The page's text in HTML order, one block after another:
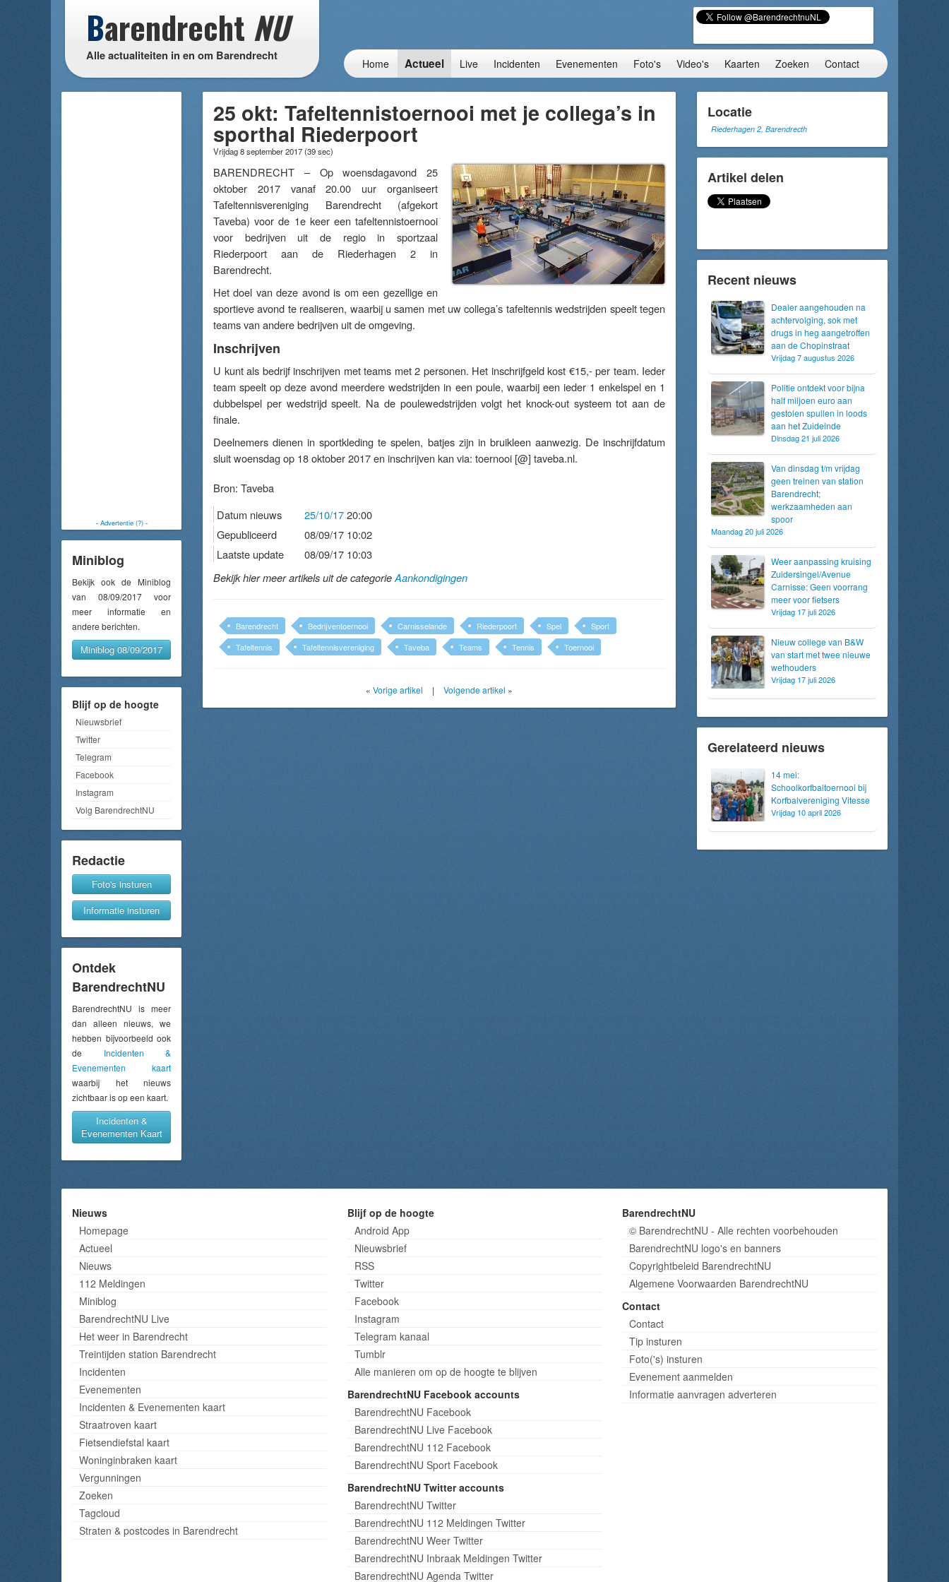
Barendrecht NU
Alle actualiteiten in en om Barendrecht
Home Actueel Live Incidenten Evenementen Foto's Video's Kaarten Zoeken Contact
- Advertentie (?)-
Miniblog
Bekijk ook de Miniblog
van 08/09/2017 voor
meer informatie en
andere berichten.
Miniblog 08/09/2017
Blijf op de hoogte
Nieuwsbrief
Twitter
Telegram
Facebook
Instagram
Volg BarendrechtNU
Redactie
Foto's insturen
Informatie insturen
Ontdek
BarendrechtNU
BarendrechtNU is meer
dan alleen nieuws, we
hebben bijvoorbeeld ook
de Incidenten &
Evenementen kaart
waarbij het nieuws
zichtbaar is op een kaart.
Incidenten &
Evenementen Kaart
25 okt: Tafeltennistoernooi met je collega’s in
sporthal Riederpoort
Vrijdag 8 september 2017(39 sec)
BARENDRECHT – Op woensdagavond 25
oktober 2017 vanaf 20.00 uur organiseert
Tafeltennisvereniging Barendrecht (afgekort
Taveba) voor de 1e keer een tafeltennistoernooi
voor bedrijven uit de regio in sportzaal
Riederpoort aan de Riederhagen 2 in
Barendrecht.
Het doel van deze avond is om een gezellige en
sportieve avond te realiseren, waarbij u samen met uw collega’s tafeltennis wedstrijden speelt tegen
teams van andere bedrijven uit de omgeving.
Inschrijven
U kunt als bedrijf inschrijven met teams met 2 personen. Het inschrijfgeld kost €15,- per team. Ieder
team speelt op deze avond meerdere wedstrijden in een poule, waarbij een ieder 1 enkelspel en 1
dubbelspel per wedstrijd speelt. Na de poulewedstrijden volgt het knock-out systeem tot aan de
finale.
Deelnemers dienen in sportkleding te spelen, batjes zijn in bruikleen aanwezig. De inschrijfdatum
sluit woensdag op 18 oktober 2017 en inschrijven kan via: toernooi [@] taveba.nl.
Bron: Taveba
Datum nieuws
25/10/1720:00
Gepubliceerd
08/09/17 10:02
Laatste update
08/09/17 10:03
Bekijk hier meer artikels uit de categorieAankondigingen
Barendrecht Bedrijventoernooi Carnisselande Riederpoort Spel
Sport
Tafeltennis
Tafeltennisvereniging Taveba Teams Tennis Toernooi
« Vorige artikel | Volgende artikel »
Locatie
Riederhagen 2, Barendrecth
Artikel delen
Recent nieuws
Dealer aangehouden na
achtervolging, sok met
drugs in heg aangetroffen
aan de Chopinstraat
Vrijdag 7 augustus 2026
Politie ontdekt voor bijna
half miljoen euro aan
gestolen spullen in loods
aan het Zuideinde
Dinsdag 21 juli 2026
Van dinsdag t/m vrijdag
geen treinen van station
Barendrecht;
werkzaamheden aan
spoor
Maandag 20 juli 2026
Weer aanpassing kruising
Zuidersingel/Avenue
Carnisse: Geen voorrang
meer voor fietsers
Vrijdag 17 juli 2026
Nieuw college van B&W
van start met twee nieuwe
wethouders
Vrijdag 17 juli 2026
Gerelateerd nieuws
14 mei:
Schoolkorfbaltoernooi bij
Korfbalvereniging Vitesse
Vrijdag 10 april 2026
Nieuws
Homepage
Actueel
Nieuws
112 Meldingen
Miniblog
BarendrechtNU Live
Het weer in Barendrecht
Treintijden station Barendrecht
Incidenten
Evenementen
Incidenten & Evenementen kaart
Straatroven kaart
Fietsendiefstal kaart
Woninginbraken kaart
Vergunningen
Zoeken
Tagcloud
Straten & postcodes in Barendrecht
Blijf op de hoogte
Android App
Nieuwsbrief
RSS
Twitter
Facebook
Instagram
Telegram kanaal
Tumblr
Alle manieren om op de hoogte te blijven
BarendrechtNU Facebook accounts
BarendrechtNU Facebook
BarendrechtNU Live Facebook
BarendrechtNU 112 Facebook
BarendrechtNU Sport Facebook
BarendrechtNU Twitter accounts
BarendrechtNU Twitter
BarendrechtNU 112 Meldingen Twitter
BarendrechtNU Weer Twitter
BarendrechtNU Inbraak Meldingen Twitter
BarendrechtNU Agenda Twitter
BarendrechtNU
© BarendrechtNU - Alle rechten voorbehouden
BarendrechtNU logo's en banners
Copyrightbeleid BarendrechtNU
Algemene Voorwaarden BarendrechtNU
Contact
Contact
Tip insturen
Foto('s) insturen
Evenement aanmelden
Informatie aanvragen adverteren